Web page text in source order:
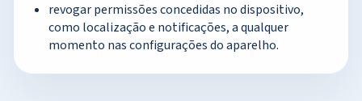
revogar permissões concedidas no dispositivo,
como localização e notificações, a qualquer
momento nas configurações do aparelho.